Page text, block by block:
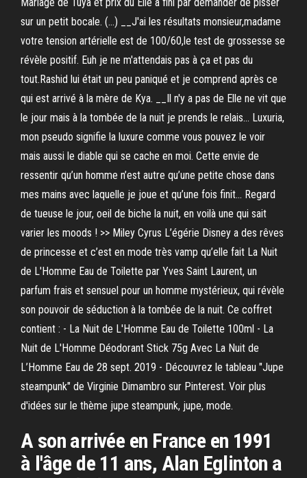
sur un petit bocale. (…) __J'ai les résultats monsieur,madame
votre tension artérielle est de 100/60,le test de grossesse se
révèle positif. Euh je ne m'attendais pas à ça et pas du
tout.Rashid lui était un peu paniqué et je comprend après ce
qui est arrivé à la mère de Kya. __Il n'y a pas de Elle ne vit que
le jour mais à la tombée de la nuit je prends le relais… Luxuria,
mon pseudo signifie la luxure comme vous pouvez le voir
mais aussi le diable qui se cache en moi. Cette envie de
ressentir qu’un homme n’est autre qu’une petite chose dans
mes mains avec laquelle je joue et qu’une fois finit… Regard
de tueuse le jour, oeil de biche la nuit, en voilà une qui sait
varier les moods ! >> Miley Cyrus L’égérie Disney a des rêves
de princesse et c’est en mode très vamp qu’elle fait La Nuit
de L'Homme Eau de Toilette par Yves Saint Laurent, un
parfum frais et sensuel pour un homme mystérieux, qui révèle
son pouvoir de séduction à la tombée de la nuit. Ce coffret
contient : - La Nuit de L'Homme Eau de Toilette 100ml - La
Nuit de L'Homme Déodorant Stick 75g Avec La Nuit de
L’Homme Eau de 28 sept. 2019 - Découvrez le tableau "Jupe
steampunk" de Virginie Dimambro sur Pinterest. Voir plus
d'idées sur le thème jupe steampunk, jupe, mode.
A son arrivée en France en 1991
à l'âge de 11 ans, Alan Eglinton a